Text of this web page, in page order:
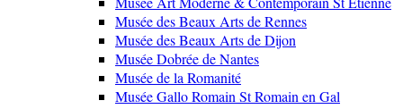
Musée des Beaux Arts de Rennes
Musée des Beaux Arts de Dijon
Musée Dobrée de Nantes
Musée de la Romanité
Musée Gallo Romain St Romain en Gal